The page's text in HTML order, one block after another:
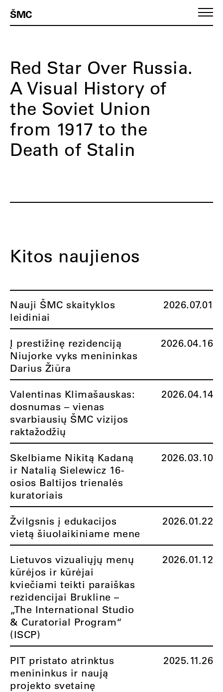
ŠMC
Red Star Over Russia.
A Visual History of
the Soviet Union
from 1917 to the
Death of Stalin
Kitos naujienos
Nauji ŠMC skaityklos
leidiniai
2026.07.01
Į prestižinę rezidenciją
Niujorke vyks menininkas
Darius Žiūra
2026.04.16
Valentinas Klimašauskas:
dosnumas – vienas
svarbiausių ŠMC vizijos
raktažodžių
2026.04.14
Skelbiame Nikitą Kadaną
ir Natalią Sielewicz 16-
osios Baltijos trienalės
kuratoriais
2026.03.10
Žvilgsnis į edukacijos
vietą šiuolaikiniame mene
2026.01.22
Lietuvos vizualiųjų menų
kūrėjos ir kūrėjai
kviečiami teikti paraiškas
rezidencijai Brukline –
„The International Studio
& Curatorial Program“
(ISCP)
2026.01.12
PIT pristato atrinktus
menininkus ir naują
projekto svetainę
2025.11.26